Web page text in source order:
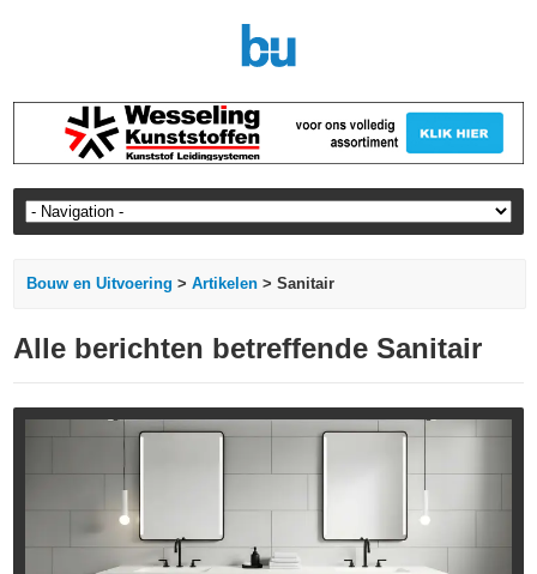
Bouw en Uitvoering >Artikelen > Sanitair
Alle berichten betreffende Sanitair